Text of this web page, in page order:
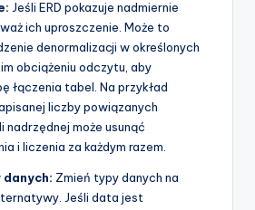
Jeśli ERD pokazuje nadmiernie
ich uproszczenie. Może to
denormalizacji w określonych
obciążeniu odczytu, aby
łączenia tabel. Na przykład
liczby powiązanych
może usunąć
i liczenia za każdym razem.
Zmień typy danych na
Jeśli data jest